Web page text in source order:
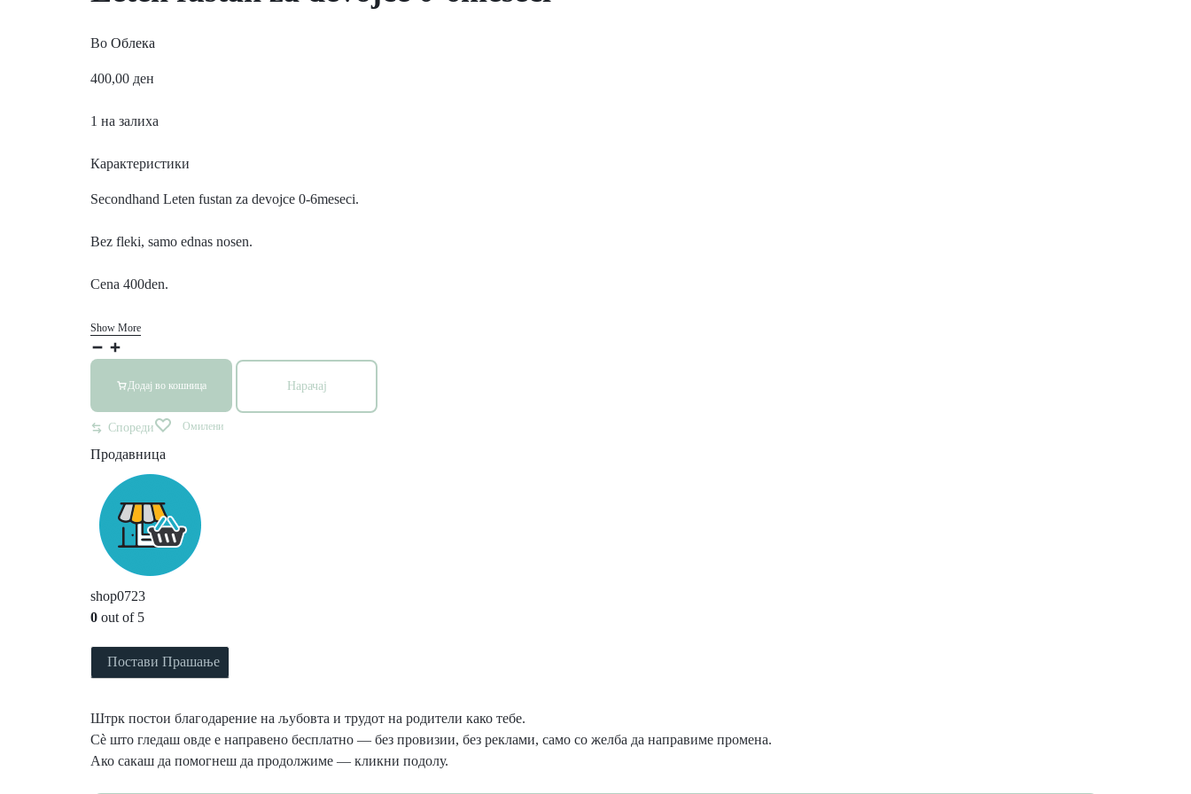
Во Облека
400,00 ден
1 на залиха
Карактеристики
Secondhand Leten fustan za devojce 0-6meseci.
Bez fleki, samo ednas nosen.
Cena 400den.
Show More
Додај во кошница Нарачај
Спореди Омилени
Продавница
shop0723
0 out of 5
Постави Прашање
Штрк постои благодарение на љубовта и трудот на родители како тебе.
Сè што гледаш овде е направено бесплатно — без провизии, без реклами, само со желба да направиме промена.
Ако сакаш да помогнеш да продолжиме — кликни подолу.